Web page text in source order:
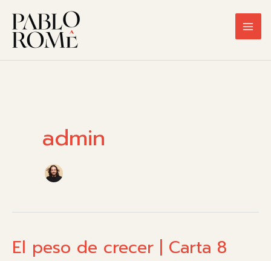
contenido
admin
El peso de crecer | Carta 8